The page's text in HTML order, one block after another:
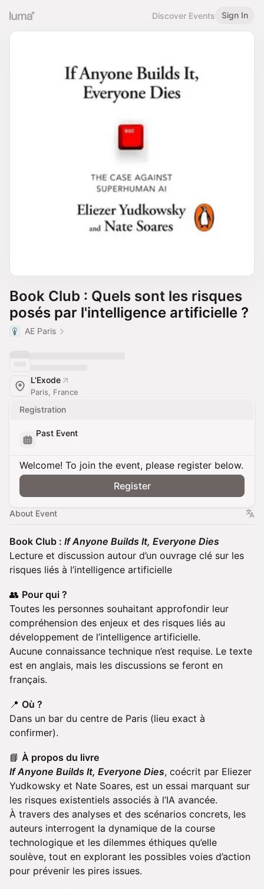
Discover Events Sign In
Book Club : Quels sont les risques
posés par l'intelligence artificielle ?
AE Paris
L'Exode
Paris, France
Registration
Past Event
Welcome! To join the event, please register below.
Register
About Event
Book Club : If Anyone Builds It, Everyone Dies
Lecture et discussion autour d’un ouvrage clé sur les
risques liés à l’intelligence artificielle
👥 Pour qui ?
Toutes les personnes souhaitant approfondir leur
compréhension des enjeux et des risques liés au
développement de l’intelligence artificielle.
Aucune connaissance technique n’est requise. Le texte
est en anglais, mais les discussions se feront en
français.
📍 Où ?
Dans un bar du centre de Paris (lieu exact à
confirmer).
📘 À propos du livre
If Anyone Builds It, Everyone Dies, coécrit par Eliezer
Yudkowsky et Nate Soares, est un essai marquant sur
les risques existentiels associés à l’IA avancée.
À travers des analyses et des scénarios concrets, les
auteurs interrogent la dynamique de la course
technologique et les dilemmes éthiques qu’elle
soulève, tout en explorant les possibles voies d’action
pour prévenir les pires issues.